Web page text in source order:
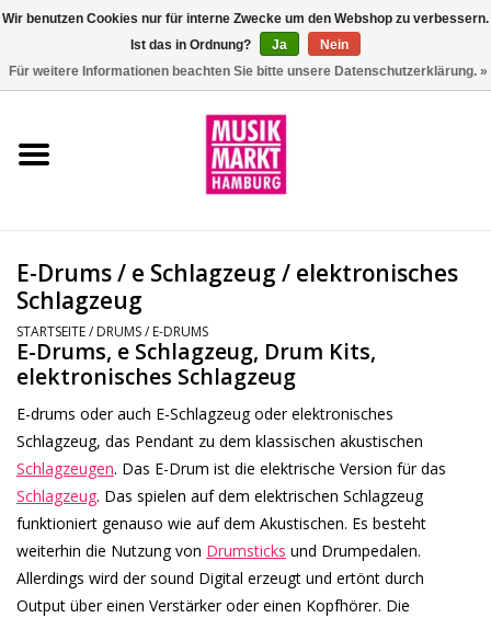
Aktion
Drums
Percussion
Tasteninstrumente
DJ
Recording
Lichttechnik
E-Drums / e Schlagzeug / elektronisches
Schlagzeug
STARTSEITE/ DRUMS/ E-DRUMS
E-Drums, e Schlagzeug, Drum Kits,
elektronisches Schlagzeug
E-drums oder auch E-Schlagzeug oder elektronisches
Schlagzeug, das Pendant zu dem klassischen akustischen
Schlagzeugen. Das E-Drum ist die elektrische Version für das
Schlagzeug. Das spielen auf dem elektrischen Schlagzeug
funktioniert genauso wie auf dem Akustischen. Es besteht
weiterhin die Nutzung von Drumsticks und Drumpedalen.
Allerdings wird der sound Digital erzeugt und ertönt durch
Output über einen Verstärker oder einen Kopfhörer. Die
Wir benutzen Cookies nur für interne Zwecke um den Webshop zu verbessern.
Ist das in Ordnung?
Ja
Nein
Für weitere Informationen beachten Sie bitte unsere Datenschutzerklärung. »